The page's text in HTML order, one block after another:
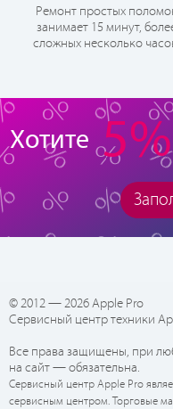
Ремонт простых
занимает 15 минут,
сложных несколько
Хотите 5%
© 2012 — 2026 Apple Pro
Сервисный центр техники
Все права защищены, при
на сайт — обязательна.
Сервисный центр Apple Pro
сервисным центром. Торговые